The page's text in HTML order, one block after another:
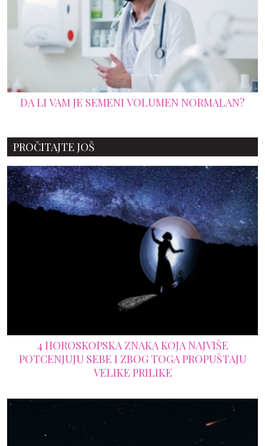
DA LI VAM JE SEMENI VOLUMEN NORMALAN?
PROČITAJTE JOŠ
4 HOROSKOPSKA ZNAKA KOJA NAJVIŠE
POTCENJUJU SEBE I ZBOG TOGA PROPUŠTAJU
VELIKE PRILIKE